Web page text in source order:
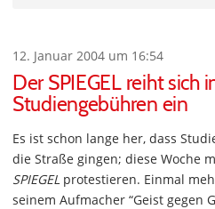
12. Januar 2004 um 16:54
Der SPIEGEL reiht sich
Studiengebühren ein
Es ist schon lange her, dass
die Straße gingen; diese Woche
SPIEGEL protestieren. Einmal
seinem Aufmacher “Geist gegen